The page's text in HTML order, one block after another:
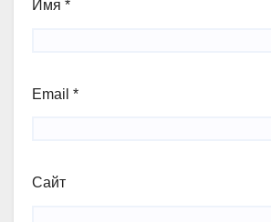
Имя *
Email *
Сайт